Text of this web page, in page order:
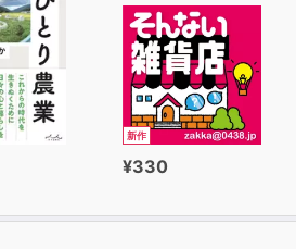
新作
¥330